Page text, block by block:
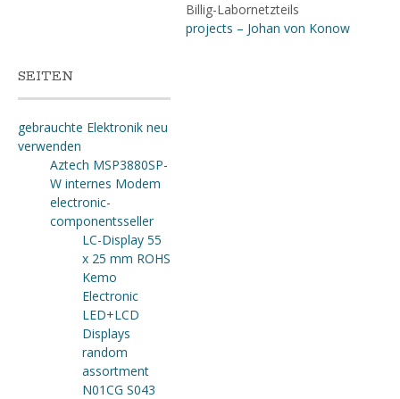
Billig-Labornetzteils
projects – Johan von Konow
SEITEN
gebrauchte Elektronik neu
verwenden
Aztech MSP3880SP-
W internes Modem
electronic-
componentsseller
LC-Display 55
x 25 mm ROHS
Kemo
Electronic
LED+LCD
Displays
random
assortment
N01CG S043